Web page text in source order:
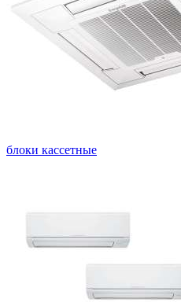
блоки кассетные